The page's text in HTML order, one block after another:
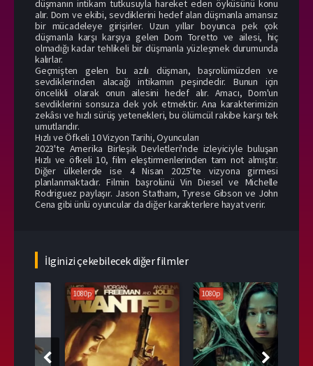
düşmanın intikam tutkusuyla hareket eden öyküsünü konu
alır. Dom ve ekibi, sevdiklerini hedef alan düşmanla amansız
bir mücadeleye girişirler. Uzun yıllar boyunca pek çok
düşmanla karşı karşıya gelen Dom Toretto ve ailesi, hiç
olmadığı kadar tehlikeli bir düşmanla yüzleşmek durumunda
kalırlar.
Geçmişten gelen bu azılı düşman, başrolümüzden ve
sevdiklerinden alacağı intikamın peşindedir. Bunun için
öncelikli olarak onun ailesini hedef alır. Amacı, Dom'un
sevdiklerini sonsuza dek yok etmektir. Ana karakterimizin
zekâsı ve hızlı sürüş yetenekleri, bu ölümcül rakibe karşı tek
umutlarıdır.
Hızlı ve Öfkeli 10 Vizyon Tarihi, Oyuncuları
2023'te Amerika Birleşik Devletleri'nde izleyiciyle buluşan
Hızlı ve öfkeli 10, film eleştirmenlerinden tam not almıştır.
Diğer ülkelerde ise 4 Nisan 2025'te vizyona girmesi
planlanmaktadır. Filmin başrolünü Vin Diesel ve Michelle
Rodriguez paylaşır. Jason Statham, Tyrese Gibson ve John
Cena gibi ünlü oyuncular da diğer karakterlere hayat verir.
İlginizi çekebilecek diğer filmler
1080p